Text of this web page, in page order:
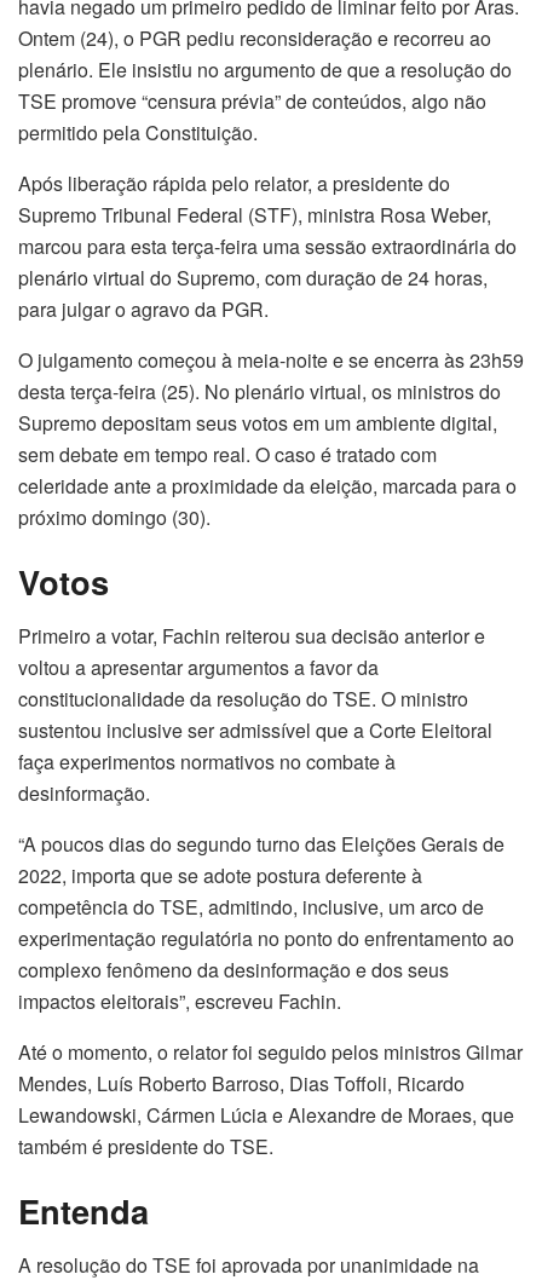
havia negado um primeiro pedido de liminar feito por Aras.
Ontem (24), o PGR pediu reconsideração e recorreu ao
plenário. Ele insistiu no argumento de que a resolução do
TSE promove “censura prévia” de conteúdos, algo não
permitido pela Constituição.
Após liberação rápida pelo relator, a presidente do
Supremo Tribunal Federal (STF), ministra Rosa Weber,
marcou para esta terça-feira uma sessão extraordinária do
plenário virtual do Supremo, com duração de 24 horas,
para julgar o agravo da PGR.
O julgamento começou à meia-noite e se encerra às 23h59
desta terça-feira (25). No plenário virtual, os ministros do
Supremo depositam seus votos em um ambiente digital,
sem debate em tempo real. O caso é tratado com
celeridade ante a proximidade da eleição, marcada para o
próximo domingo (30).
Votos
Primeiro a votar, Fachin reiterou sua decisão anterior e
voltou a apresentar argumentos a favor da
constitucionalidade da resolução do TSE. O ministro
sustentou inclusive ser admissível que a Corte Eleitoral
faça experimentos normativos no combate à
desinformação.
“A poucos dias do segundo turno das Eleições Gerais de
2022, importa que se adote postura deferente à
competência do TSE, admitindo, inclusive, um arco de
experimentação regulatória no ponto do enfrentamento ao
complexo fenômeno da desinformação e dos seus
impactos eleitorais”, escreveu Fachin.
Até o momento, o relator foi seguido pelos ministros Gilmar
Mendes, Luís Roberto Barroso, Dias Toffoli, Ricardo
Lewandowski, Cármen Lúcia e Alexandre de Moraes, que
também é presidente do TSE.
Entenda
A resolução do TSE foi aprovada por unanimidade na